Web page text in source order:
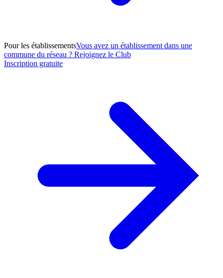
Pour les établissementsVous avez un établissement dans une
commune du réseau ? Rejoignez le Club
Inscription gratuite